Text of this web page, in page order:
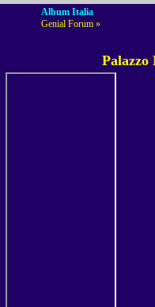
Album Italia
Genial Forum »